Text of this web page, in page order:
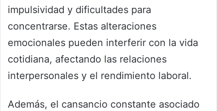
impulsividad y dificultades para
concentrarse. Estas alteraciones
emocionales pueden interferir con la vida
cotidiana, afectando las relaciones
interpersonales y el rendimiento laboral.
Además, el cansancio constante asociado